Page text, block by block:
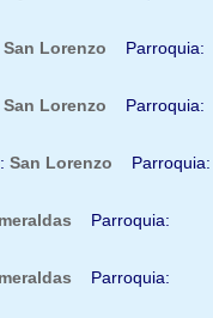
San Lorenzo Parroquia:
San Lorenzo Parroquia:
San Lorenzo Parroquia:
Parroquia:
Parroquia: